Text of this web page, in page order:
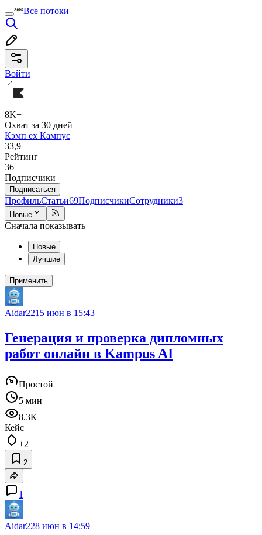
Все потоки
Войти
8K+
Охват за 30 дней
Кэмп ex Кампус
33,9
Рейтинг
36
Подписчики
Подписаться
ПрофильСтатьи69ПодписчикиСотрудники3
Новые
Сначала показывать
Новые
Лучшие
Применить
Aidar2215 июн в 15:43
Генерация и проверка дипломных
работ онлайн в Kampus AI
Простой
5 мин
8.3K
Кейс
+2
2
1
Aidar228 июн в 14:59